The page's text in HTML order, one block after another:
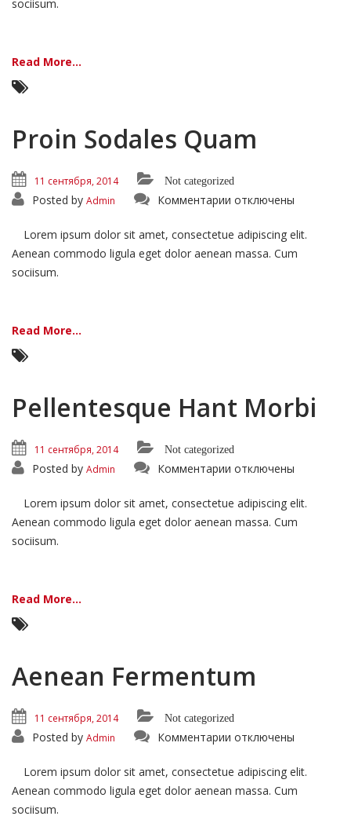
sociisum.
Read More...
Proin Sodales Quam
11 сентября, 2014 Not categorized
Posted by Admin Комментарии к
записи
Sodales
Quam
отключены
Lorem ipsum dolor sit amet, consectetue adipiscing elit.
Aenean commodo ligula eget dolor aenean massa. Cum
sociisum.
Read More...
Pellentesque Hant Morbi
11 сентября, 2014 Not categorized
Posted by Admin Комментарии к
записи
Hant
Morbi
отключены
Lorem ipsum dolor sit amet, consectetue adipiscing elit.
Aenean commodo ligula eget dolor aenean massa. Cum
sociisum.
Read More...
Aenean Fermentum
11 сентября, 2014 Not categorized
Posted by Admin Комментарии к
записи
Fermentum
отключены
Lorem ipsum dolor sit amet, consectetue adipiscing elit.
Aenean commodo ligula eget dolor aenean massa. Cum
sociisum.